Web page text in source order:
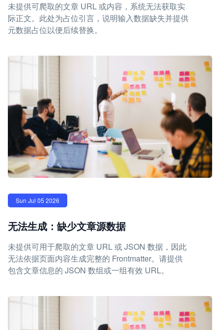
未提供可爬取的文章 URL 或内容，系统无法获取实
际正文。此处为占位引言，说明输入数据缺失并提供
元数据占位以便后续替换。
Sun Jul 05 2026
无法生成：缺少文章源数据
未提供可用于爬取的文章 URL 或 JSON 数据，因此
无法依据页面内容生成完整的 Frontmatter。请提供
包含文章信息的 JSON 数组或一组有效 URL。